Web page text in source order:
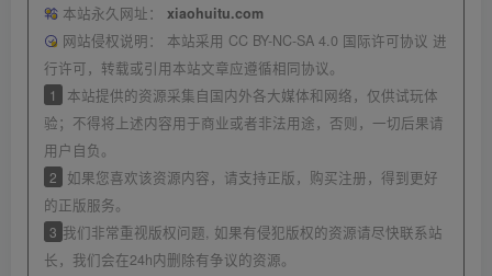
本站永久网址：
xiaohuitu.com
网站侵权说明：
本站采用 CC BY-NC-SA 4.0 国际许可协议 进
行许可，转载或引用本站文章应遵循相同协议。
1
本站提供的资源采集自国内外各大媒体和网络，仅供试玩体
验；不得将上述内容用于商业或者非法用途，否则，一切后果请
用户自负。
2
如果您喜欢该资源内容，请支持正版，购买注册，得到更好
的正版服务。
3 我们非常重视版权问题, 如果有侵犯版权的资源请尽快联系站
长，我们会在24h内删除有争议的资源。